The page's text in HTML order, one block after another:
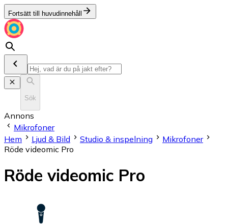
Fortsätt till huvudinnehåll
Sök
Annons
Mikrofoner
Hem
Ljud & Bild Studio & inspelning
Mikrofoner
Röde videomic Pro
Röde videomic Pro